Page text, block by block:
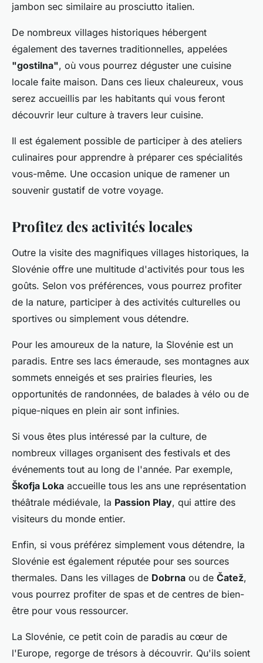
jambon sec similaire au prosciutto italien.
De nombreux villages historiques hébergent
également des tavernes traditionnelles, appelées
"gostilna", où vous pourrez déguster une cuisine
locale faite maison. Dans ces lieux chaleureux, vous
serez accueillis par les habitants qui vous feront
découvrir leur culture à travers leur cuisine.
Il est également possible de participer à des ateliers
culinaires pour apprendre à préparer ces spécialités
vous-même. Une occasion unique de ramener un
souvenir gustatif de votre voyage.
Profitez des activités locales
Outre la visite des magnifiques villages historiques, la
Slovénie offre une multitude d'activités pour tous les
goûts. Selon vos préférences, vous pourrez profiter
de la nature, participer à des activités culturelles ou
sportives ou simplement vous détendre.
Pour les amoureux de la nature, la Slovénie est un
paradis. Entre ses lacs émeraude, ses montagnes aux
sommets enneigés et ses prairies fleuries, les
opportunités de randonnées, de balades à vélo ou de
pique-niques en plein air sont infinies.
Si vous êtes plus intéressé par la culture, de
nombreux villages organisent des festivals et des
événements tout au long de l'année. Par exemple,
Škofja Loka accueille tous les ans une représentation
théâtrale médiévale, la Passion Play, qui attire des
visiteurs du monde entier.
Enfin, si vous préférez simplement vous détendre, la
Slovénie est également réputée pour ses sources
thermales. Dans les villages de Dobrna ou de Čatež,
vous pourrez profiter de spas et de centres de bien-
être pour vous ressourcer.
La Slovénie, ce petit coin de paradis au cœur de
l'Europe, regorge de trésors à découvrir. Qu'ils soient